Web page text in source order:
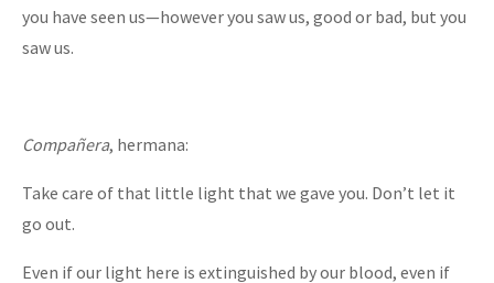
you have seen us—however you saw us, good or bad, but you
saw us.
Compañera, hermana:
Take care of that little light that we gave you. Don’t let it
go out.
Even if our light here is extinguished by our blood, even if